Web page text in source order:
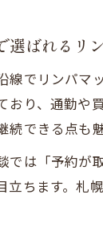
選ばれるリ
線でリンパマ
おり、通勤や
続できる点も
では「予約が
立ちます。札